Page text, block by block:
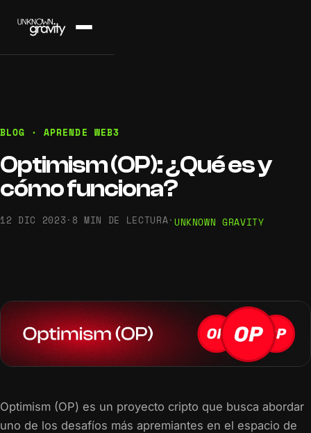
BLOG · APRENDE WEB3
Optimism (OP): ¿Qué es y
cómo funciona?
12 DIC 2023 · 8 MIN DE LECTURA· UNKNOWN GRAVITY
Optimism (OP) es un proyecto cripto que busca abordar
uno de los desafíos más apremiantes en el espacio de